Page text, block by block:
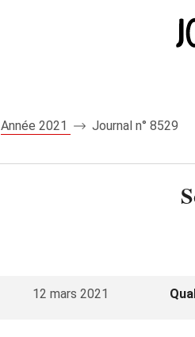
Année 2021 Journal n° 8529
12 mars 2021